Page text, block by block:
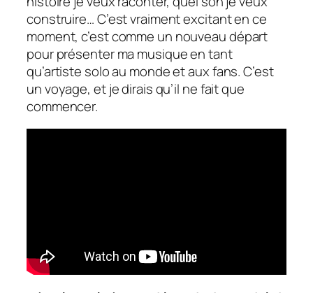
construire… C’est vraiment excitant en ce
moment, c’est comme un nouveau départ
pour présenter ma musique en tant
qu’artiste solo au monde et aux fans. C’est
un voyage, et je dirais qu’il ne fait que
commencer.